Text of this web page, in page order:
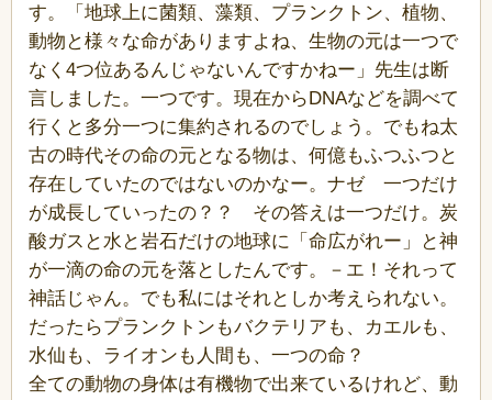
す。「地球上に菌類、藻類、プランクトン、植物、
動物と様々な命がありますよね、生物の元は一つで
なく4つ位あるんじゃないんですかねー」先生は断
言しました。一つです。現在からDNAなどを調べて
行くと多分一つに集約されるのでしょう。でもね太
古の時代その命の元となる物は、何億もふつふつと
存在していたのではないのかなー。ナゼ 一つだけ
が成長していったの？？ その答えは一つだけ。炭
酸ガスと水と岩石だけの地球に「命広がれー」と神
が一滴の命の元を落としたんです。－エ！それって
神話じゃん。でも私にはそれとしか考えられない。
だったらプランクトンもバクテリアも、カエルも、
水仙も、ライオンも人間も、一つの命？
全ての動物の身体は有機物で出来ているけれど、動